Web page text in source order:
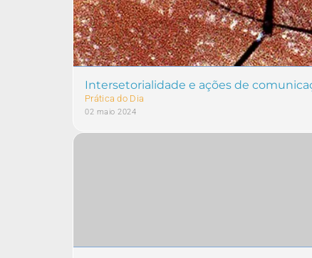
Intersetorialidade e ações de
Prática do Dia
02 maio 2024